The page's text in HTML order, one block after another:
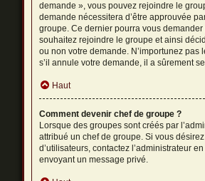
demande », vous pouvez rejoindre le
demande nécessitera d’être approuvée
groupe. Ce dernier pourra vous
souhaitez rejoindre le groupe et ainsi
ou non votre demande. N’importunez pas
s’il annule votre demande, il a sûrement
Haut
Comment devenir chef de groupe ?
Lorsque des groupes sont créés par
attribué un chef de groupe. Si vous
d’utilisateurs, contactez l’administrateur
envoyant un message privé.